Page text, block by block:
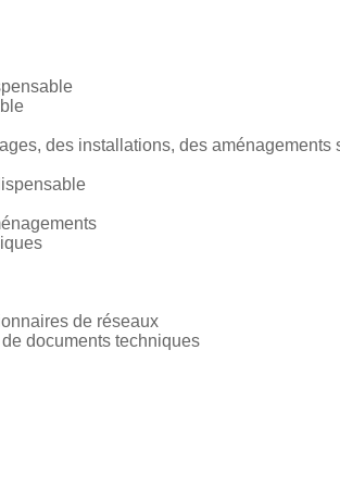
des installations, des aménagements
de réseaux
documents techniques